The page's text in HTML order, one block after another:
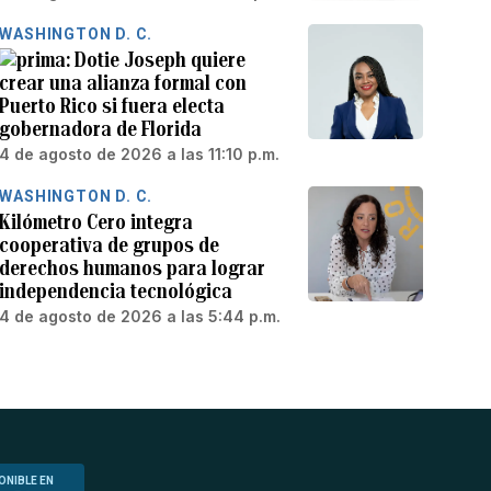
WASHINGTON D. C.
Dotie Joseph quiere
crear una alianza formal con
Puerto Rico si fuera electa
gobernadora de Florida
4 de agosto de 2026 a las 11:10 p.m.
WASHINGTON D. C.
Kilómetro Cero integra
cooperativa de grupos de
derechos humanos para lograr
independencia tecnológica
4 de agosto de 2026 a las 5:44 p.m.
EN